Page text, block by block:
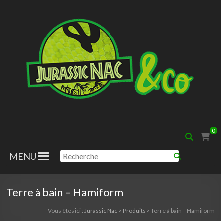
Nac
0
MENU
Terre à bain – Hamiform
Vous êtes ici : Jurassic Nac> Produits > Terre à bain – Hamiform